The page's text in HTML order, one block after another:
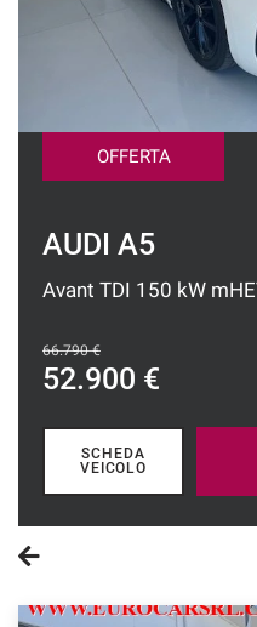
OFFERTA
AUDI A5
Avant TDI 150 kW
66.790 €
52.900 €
SCHEDA
VEICOLO
tracciamento
adottiamo
le
funzionalità
attività
seguito
Per
ottenere
maggiori
sull'utilità
sul
di
questi
di